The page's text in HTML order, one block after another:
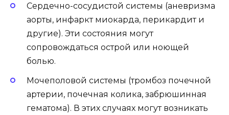
Сердечно-сосудистой системы (аневризма
аорты, инфаркт миокарда, перикардит и
другие). Эти состояния могут
сопровождаться острой или ноющей
болью.
Мочеполовой системы (тромбоз почечной
артерии, почечная колика, забрюшинная
гематома). В этих случаях могут возникать